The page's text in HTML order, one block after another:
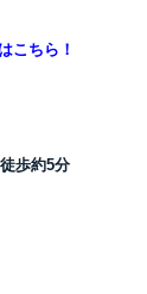
こちら！
歩約5分